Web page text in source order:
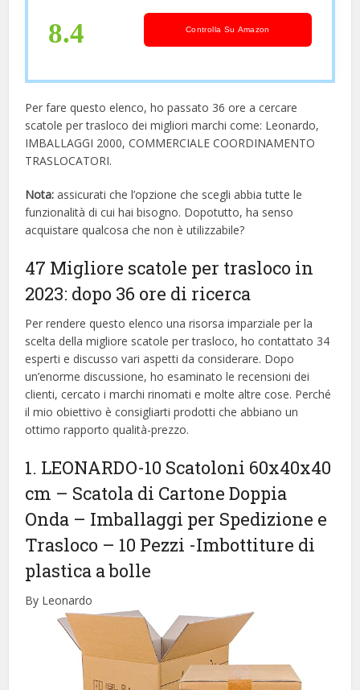
8.4 Controlla Su Amazon
Per fare questo elenco, ho passato 36 ore a cercare
scatole per trasloco dei migliori marchi come: Leonardo,
IMBALLAGGI 2000, COMMERCIALE COORDINAMENTO
TRASLOCATORI.
Nota: assicurati che l’opzione che scegli abbia tutte le
funzionalità di cui hai bisogno. Dopotutto, ha senso
acquistare qualcosa che non è utilizzabile?
47 Migliore scatole per trasloco in
2023: dopo 36 ore di ricerca
Per rendere questo elenco una risorsa imparziale per la
scelta della migliore scatole per trasloco, ​​ho contattato 34
esperti e discusso vari aspetti da considerare. Dopo
un’enorme discussione, ho esaminato le recensioni dei
clienti, cercato i marchi rinomati e molte altre cose. Perché
il mio obiettivo è consigliarti prodotti che abbiano un
ottimo rapporto qualità-prezzo.
1. LEONARDO-10 Scatoloni 60x40x40
cm – Scatola di Cartone Doppia
Onda – Imballaggi per Spedizione e
Trasloco – 10 Pezzi -Imbottiture di
plastica a bolle
By Leonardo